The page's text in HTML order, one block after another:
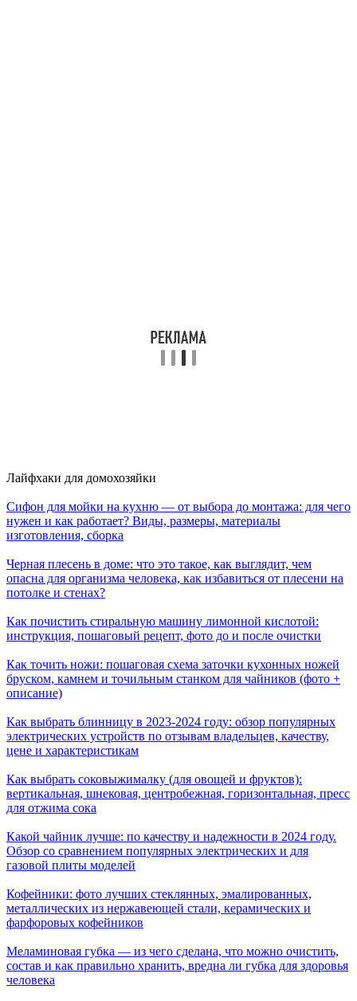
Лайфхаки для домохозяйки
Сифон для мойки на кухню — от выбора до монтажа: для чего
нужен и как работает? Виды, размеры, материалы
изготовления, сборка
Черная плесень в доме: что это такое, как выглядит, чем
опасна для организма человека, как избавиться от плесени на
потолке и стенах?
Как почистить стиральную машину лимонной кислотой:
инструкция, пошаговый рецепт, фото до и после очистки
Как точить ножи: пошаговая схема заточки кухонных ножей
бруском, камнем и точильным станком для чайников (фото +
описание)
Как выбрать блинницу в 2023-2024 году: обзор популярных
электрических устройств по отзывам владельцев, качеству,
цене и характеристикам
Как выбрать соковыжималку (для овощей и фруктов):
вертикальная, шнековая, центробежная, горизонтальная, пресс
для отжима сока
Какой чайник лучше: по качеству и надежности в 2024 году.
Обзор со сравнением популярных электрических и для
газовой плиты моделей
Кофейники: фото лучших стеклянных, эмалированных,
металлических из нержавеющей стали, керамических и
фарфоровых кофейников
Меламиновая губка — из чего сделана, что можно очистить,
состав и как правильно хранить, вредна ли губка для здоровья
человека